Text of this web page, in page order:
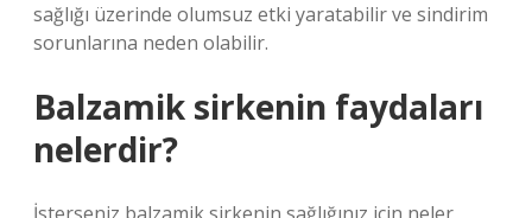
sağlığı üzerinde olumsuz etki yaratabilir ve sindirim
sorunlarına neden olabilir.
Balzamik sirkenin faydaları
nelerdir?